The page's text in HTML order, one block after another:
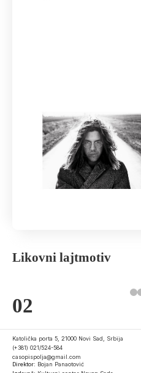
Likovni lajtmotiv
02
Katolička porta 5, 21000 Novi Sad, Srbija
(+381) 021/524-584
casopispolja@gmail.com
Direktor: Bojan Panaotović